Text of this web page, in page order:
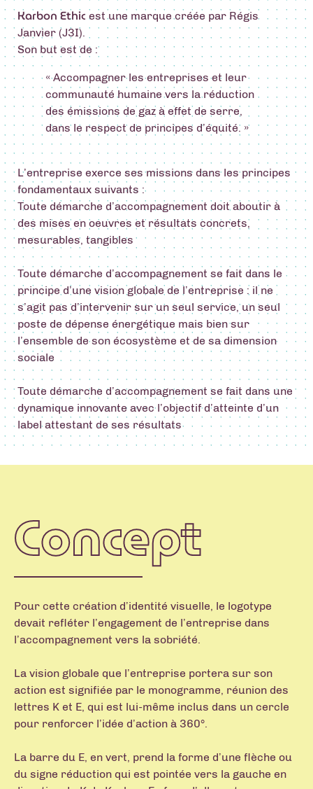
Karbon Ethic est une marque créée par Régis
Janvier (J3I).
Son but est de :
« Accompagner les entreprises et leur
communauté humaine vers la réduction
des émissions de gaz à effet de serre,
dans le respect de principes d’équité. »
L’entreprise exerce ses missions dans les principes
fondamentaux suivants :
Toute démarche d’accompagnement doit aboutir à
des mises en oeuvres et résultats concrets,
mesurables, tangibles
Toute démarche d’accompagnement se fait dans le
principe d’une vision globale de l’entreprise : il ne
s’agit pas d’intervenir sur un seul service, un seul
poste de dépense énergétique mais bien sur
l’ensemble de son écosystème et de sa dimension
sociale
Toute démarche d’accompagnement se fait dans une
dynamique innovante avec l’objectif d’atteinte d’un
label attestant de ses résultats
Concept
Pour cette création d’identité visuelle, le logotype
devait refléter l’engagement de l’entreprise dans
l’accompagnement vers la sobriété.
La vision globale que l’entreprise portera sur son
action est signifiée par le monogramme, réunion des
lettres K et E, qui est lui-même inclus dans un cercle
pour renforcer l’idée d’action à 360°.
La barre du E, en vert, prend la forme d’une flèche ou
du signe réduction qui est pointée vers la gauche en